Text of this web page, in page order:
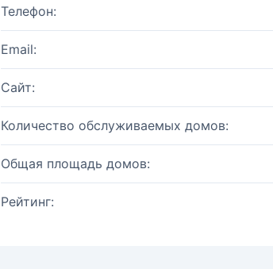
Телефон:
Email:
Сайт:
Количество обслуживаемых домов:
Общая площадь домов:
Рейтинг: